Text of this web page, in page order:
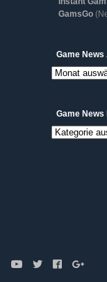
GamsGo
Game
Game
Game